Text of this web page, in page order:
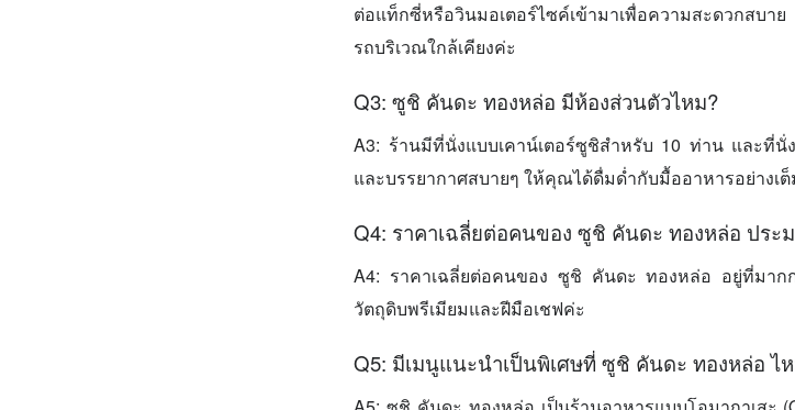
ต่อแท็กซี่หรือวินมอเตอร์ไซค์เข้ามาเพื่อความสะดวกสบ
รถบริเวณใกล้เคียงค่ะ
Q3: ซูชิ คันดะ ทองหล่อ มีห้องส่วนตัวไหม?
A3: ร้านมีที่นั่งแบบเคาน์เตอร์ซูชิสำหรับ 10 ท่าน และที่นั่
และบรรยากาศสบายๆ ให้คุณได้ดื่มด่ำกับมื้ออาหารอย่างเ
Q4: ราคาเฉลี่ยต่อคนของ ซูชิ คันดะ ทองหล่อ ประ
A4: ราคาเฉลี่ยต่อคนของ ซูชิ คันดะ ทองหล่อ อยู่ที่มากก
วัตถุดิบพรีเมียมและฝีมือเชฟค่ะ
Q5: มีเมนูแนะนำเป็นพิเศษที่ ซูชิ คันดะ ทองหล่อ ไ